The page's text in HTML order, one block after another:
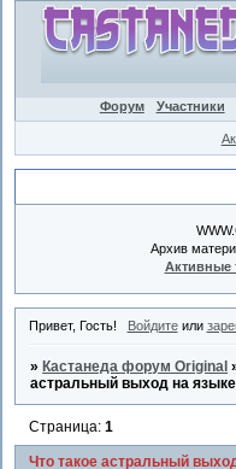
Форум Участники
Архив
Активные
Привет, Гость! Войдитеили
» Кастанеда форум Original
астральный выход на
Что такое астральный
Страница:1